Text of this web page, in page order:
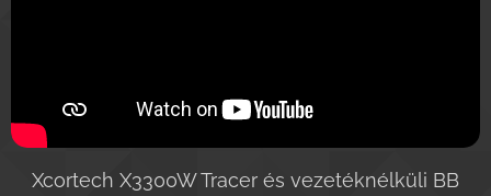
Xcortech X3300W Tracer és vezetéknélküli BB